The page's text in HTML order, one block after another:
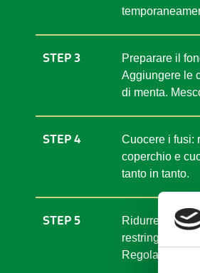
STEP 3
Preparare il
Aggiungere le
di menta.
STEP 4
Cuocere i fusi:
coperchio e
tanto in tanto.
STEP 5
Ridurre la
restringere il
Regolare di